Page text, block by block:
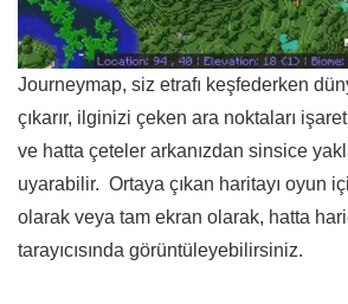
Journeymap, siz etrafı keşfederken
çıkarır, ilginizi çeken ara noktaları
ve hatta çeteler arkanızdan sinsice
uyarabilir. Ortaya çıkan haritayı oyun
olarak veya tam ekran olarak, hatta
tarayıcısında görüntüleyebilirsiniz.